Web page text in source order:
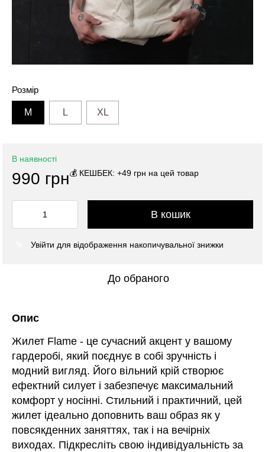
Розмір
M L XL
В наявності
990 грн💰 КЕШБЕК: +49 грн на цей товар
В кошик
Увійти для відображення накопичувальної знижки
До обраного
Опис
Жилет Flame - це сучасний акцент у вашому
гардеробі, який поєднує в собі зручність і
модний вигляд. Його вільний крій створює
ефектний силует і забезпечує максимальний
комфорт у носінні. Стильний і практичний, цей
жилет ідеально доповнить ваш образ як у
повсякденних заняттях, так і на вечірніх
виходах. Підкресліть свою індивідуальність за